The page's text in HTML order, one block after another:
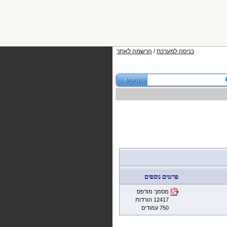
כניסה למערכת/ הרשמה לאתר
פרטים נוספים
מסמך מודפס
12417 הורדות
750 עמודים